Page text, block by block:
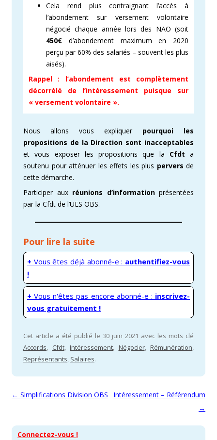
Cela rend plus contraignant l’accès à
l’abondement sur versement volontaire
négocié chaque année lors des NAO (soit
450€ d’abondement maximum en 2020
perçu par 60% des salariés – souvent les plus
aisés).
Rappel : l’abondement est complètement
décorrélé de l’intéressement puisque sur
« versement volontaire ».
Nous allons vous expliquer pourquoi les
propositions de la Direction sont inacceptables
et vous exposer les propositions que la Cfdt a
soutenu pour atténuer les effets les plus pervers de
cette démarche.
Participer aux réunions d’informationprésentées
par la Cfdt de l’UES OBS.
Pour lire la suite
+ Vous êtes déjà abonné-e : authentifiez-vous
!
+ Vous n'êtes pas encore abonné-e : inscrivez-
vous gratuitement !
Cet article a été publié le 30 juin 2021 avec les mots clé
Accords, Cfdt, Intéressement, Négocier, Rémunération,
Représentants, Salaires.
Navigation des articles
← Simplifications Division OBS
Intéressement – Référendum
→
Connectez-vous !